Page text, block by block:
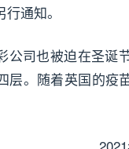
通知。
公司也被迫在圣诞
层。随着英国的疫